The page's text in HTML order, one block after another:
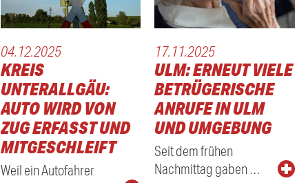
04.12.2025
KREIS
UNTERALLGÄU:
AUTO WIRD VON
ZUG ERFASST UND
MITGESCHLEIFT
Weil ein Autofahrer
17.11.2025
ULM: ERNEUT VIELE
BETRÜGERISCHE
ANRUFE IN ULM
UND UMGEBUNG
Seit dem frühen
Nachmittag gaben …